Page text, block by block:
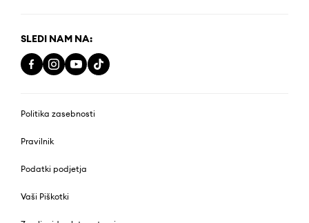
SLEDI NAM NA:
Politika zasebnosti
Pravilnik
Podatki podjetja
Vaši Piškotki